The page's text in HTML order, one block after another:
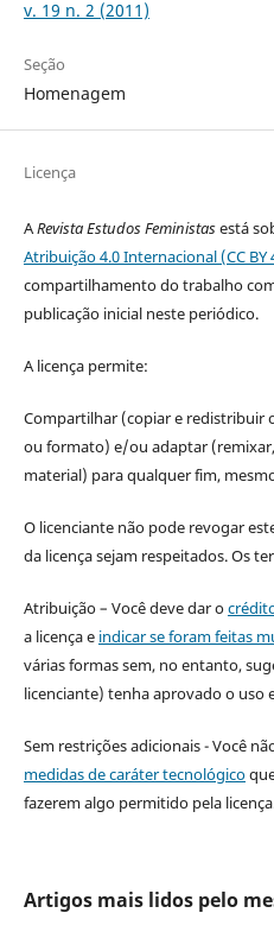
v. 19 n. 2 (2011)
Seção
Homenagem
Licença
ARevista Estudos Feministasestá
Atribuição 4.0 Internacional (CC BY
compartilhamento do trabalho
publicação inicial neste periódico.
A licença permite:
Compartilhar (copiar e redistribuir
ou formato) e/ou adaptar
material) para qualquer fim,
O licenciante não pode revogar
da licença sejam respeitados. Os
Atribuição – Você deve dar o
a licença e indicar se foram feitas
várias formas sem, no entanto,
licenciante) tenha aprovado o uso
Sem restrições adicionais - Você
medidas de caráter tecnológico
fazerem algo permitido pela
Artigos mais lidos pelo